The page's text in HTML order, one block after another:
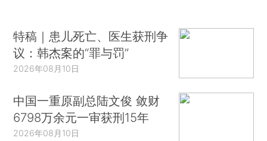
特稿｜患儿死亡、医生获刑争
议：韩杰案的“罪与罚”
2026年08月10日
中国一重原副总陆文俊 敛财
6798万余元一审获刑15年
2026年08月10日